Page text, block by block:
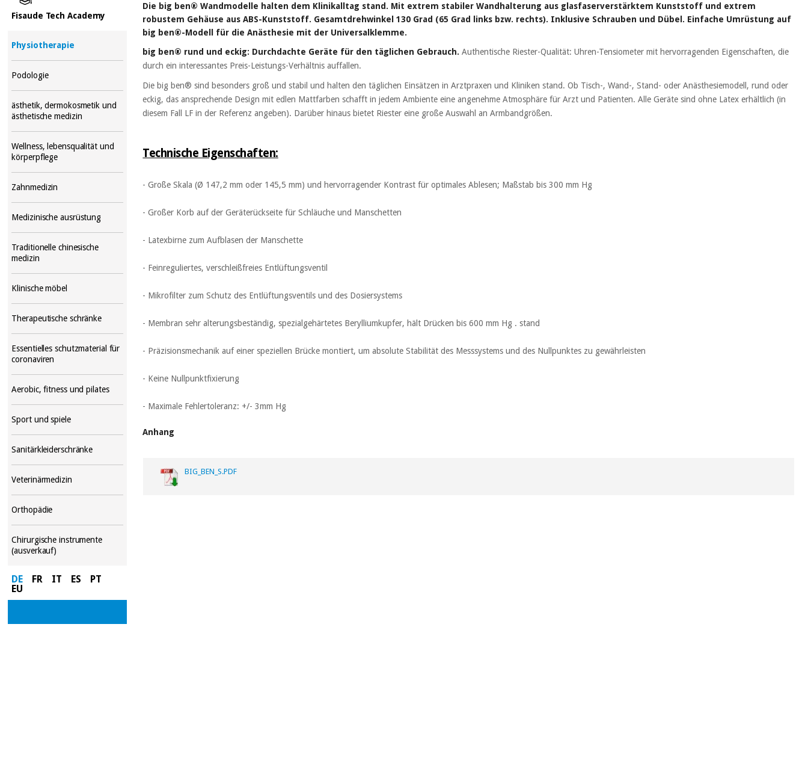
Fisaude Tech Academy
Physiotherapie
Podologie
ästhetik, dermokosmetik und
ästhetische medizin
Wellness, lebensqualität und
körperpflege
Zahnmedizin
Medizinische ausrüstung
Traditionelle chinesische
medizin
Klinische möbel
Therapeutische schränke
Essentielles schutzmaterial für
coronaviren
Aerobic, fitness und pilates
Sport und spiele
Sanitärkleiderschränke
Veterinärmedizin
Orthopädie
Chirurgische instrumente
(ausverkauf)
DE FR IT ES
PT
EU
Die big ben® Wandmodelle halten dem Klinikalltag stand. Mit extrem stabiler Wandhalterung aus glasfaserverstärktem Kunststoff und extrem
robustem Gehäuse aus ABS-Kunststoff. Gesamtdrehwinkel 130 Grad (65 Grad links bzw. rechts). Inklusive Schrauben und Dübel. Einfache Umrüstung auf
big ben®-Modell für die Anästhesie mit der Universalklemme.
big ben® rund und eckig: Durchdachte Geräte für den täglichen Gebrauch. Authentische Riester-Qualität: Uhren-Tensiometer mit hervorragenden Eigenschaften, die
durch ein interessantes Preis-Leistungs-Verhältnis auffallen.
Die big ben® sind besonders groß und stabil und halten den täglichen Einsätzen in Arztpraxen und Kliniken stand. Ob Tisch-, Wand-, Stand- oder Anästhesiemodell, rund oder
eckig, das ansprechende Design mit edlen Mattfarben schafft in jedem Ambiente eine angenehme Atmosphäre für Arzt und Patienten. Alle Geräte sind ohne Latex erhältlich (in
diesem Fall LF in der Referenz angeben). Darüber hinaus bietet Riester eine große Auswahl an Armbandgrößen.
Technische Eigenschaften:
- Große Skala (Ø 147,2 mm oder 145,5 mm) und hervorragender Kontrast für optimales Ablesen; Maßstab bis 300 mm Hg
- Großer Korb auf der Geräterückseite für Schläuche und Manschetten
- Latexbirne zum Aufblasen der Manschette
- Feinreguliertes, verschleißfreies Entlüftungsventil
- Mikrofilter zum Schutz des Entlüftungsventils und des Dosiersystems
- Membran sehr alterungsbeständig, spezialgehärtetes Berylliumkupfer, hält Drücken bis 600 mm Hg . stand
- Präzisionsmechanik auf einer speziellen Brücke montiert, um absolute Stabilität des Messsystems und des Nullpunktes zu gewährleisten
- Keine Nullpunktfixierung
- Maximale Fehlertoleranz: +/- 3mm Hg
Anhang
BIG_BEN_S.PDF